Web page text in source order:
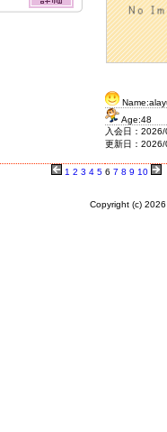
Age:48
入会日：
更新日：
1 2 3 4 5 6 7 8 9 10
Copyright (c) 2026